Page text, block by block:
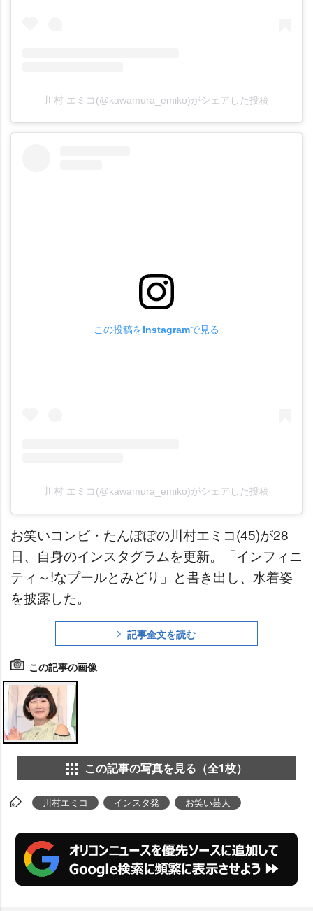
川村 エミコ(@kawamura_emiko)がシェアした投稿
この投稿をInstagramで見る
川村 エミコ(@kawamura_emiko)がシェアした投稿
お笑いコンビ・たんぽぽの川村エミコ(45)が28
日、自身のインスタグラムを更新。「インフィニ
ティ～!なプールとみどり」と書き出し、水着姿
を披露した。
記事全文を読む
この記事の画像
この記事の写真を見る（全1枚）
川村エミコ インスタ発 お笑い芸人